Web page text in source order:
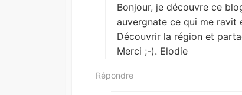
:
Bonjour, je découvre ce
auvergnate ce qui me ravit
Découvrir la région et
Merci ;-). Elodie
Répondre